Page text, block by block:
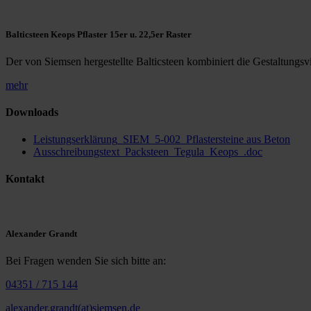
Balticsteen Keops Pflaster 15er u. 22,5er Raster
Der von Siemsen hergestellte Balticsteen kombiniert die
mehr
Downloads
Leistungserklärung_SIEM_5-002_Pflastersteine aus Beton
Ausschreibungstext_Packsteen_Tegula_Keops_.doc
Kontakt
Alexander Grandt
Bei Fragen wenden Sie sich bitte an:
04351 / 715 144
alexander.grandt(at)siemsen.de